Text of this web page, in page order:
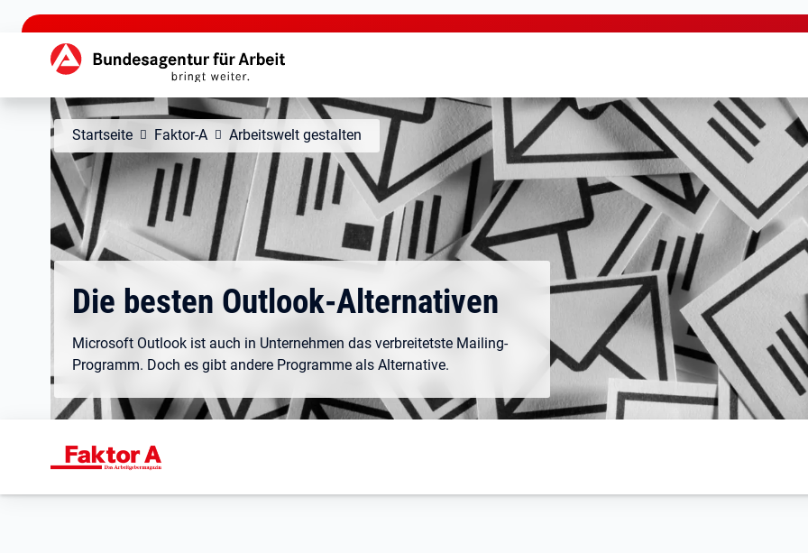
zu den Hauptinhalten springen
Hauptnavigation
Startseite Faktor-A Arbeitswelt gestalten
Die besten Outlook-Alternativen
Microsoft Outlook ist auch in Unternehmen das verbreitetste Mailing-
Programm. Doch es gibt andere Programme als Alternative.